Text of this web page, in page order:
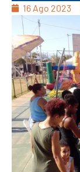
16 Ago 2023